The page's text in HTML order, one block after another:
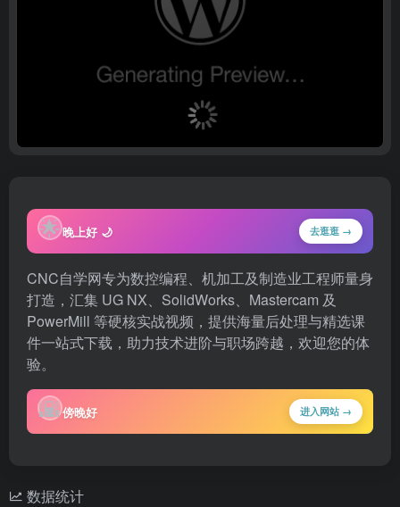
🌟晚上好 🌙 去逛逛 →
CNC自学网专为数控编程、机加工及制造业工程师量身
打造，汇集 UG NX、SolidWorks、Mastercam 及
PowerMill 等硬核实战视频，提供海量后处理与精选课
件一站式下载，助力技术进阶与职场跨越，欢迎您的体
验。
🌇傍晚好 进入网站 →
数据统计